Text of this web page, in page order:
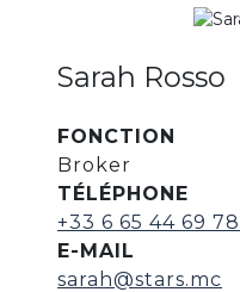
Sarah Rosso
FONCTION
Broker
TÉLÉPHONE
+33 6 65 44 69 78
E-MAIL
sarah@stars.mc